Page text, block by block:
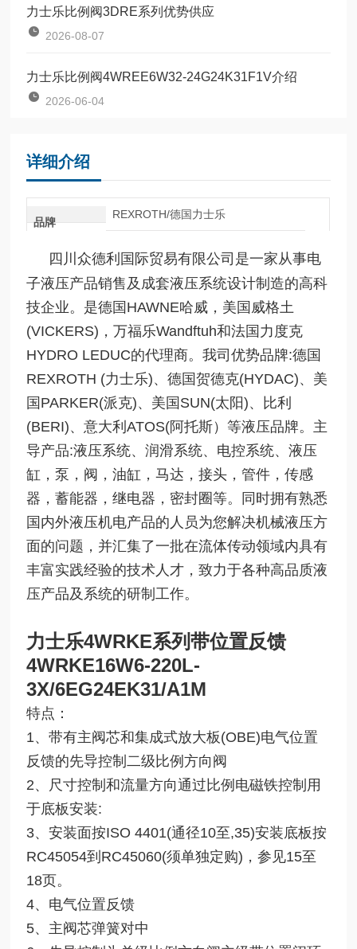
力士乐比例阀3DRE系列优势供应
2026-08-07
力士乐比例阀4WREE6W32-24G24K31F1V介绍
2026-06-04
详细介绍
品牌
REXROTH/德国力士乐
四川众德利国际贸易有限公司是一家从事电
子液压产品销售及成套液压系统设计制造的高科
技企业。是德国HAWNE哈威，美国威格土
(VICKERS)，万福乐Wandftuh和法国力度克
HYDRO LEDUC的代理商。我司优势品牌:德国
REXROTH (力士乐)、德国贺德克(HYDAC)、美
国PARKER(派克)、美国SUN(太阳)、比利
(BERI)、意大利ATOS(阿托斯）等液压品牌。主
导产品:液压系统、润滑系统、电控系统、液压
缸，泵，阀，油缸，马达，接头，管件，传感
器，蓄能器，继电器，密封圈等。同时拥有熟悉
国内外液压机电产品的人员为您解决机械液压方
面的问题，并汇集了一批在流体传动领域内具有
丰富实践经验的技术人才，致力于各种高品质液
压产品及系统的研制工作。
力士乐4WRKE系列带位置反馈
4WRKE16W6-220L-
3X/6EG24EK31/A1M
特点：
1、带有主阀芯和集成式放大板(OBE)电气位置
反馈的先导控制二级比例方向阀
2、尺寸控制和流量方向通过比例电磁铁控制用
于底板安装:
3、安装面按ISO 4401(通径10至,35)安装底板按
RC45054到RC45060(须单独定购)，参见15至
18页。
4、电气位置反馈
5、主阀芯弹簧对中